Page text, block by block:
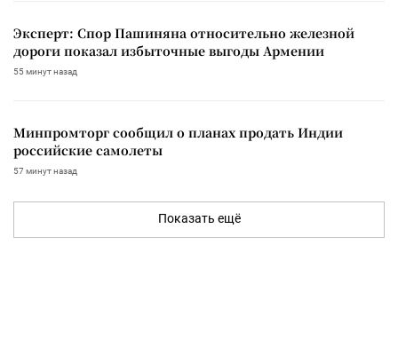
Эксперт: Спор Пашиняна относительно железной
дороги показал избыточные выгоды Армении
55 минут назад
Минпромторг сообщил о планах продать Индии
российские самолеты
57 минут назад
Показать ещё